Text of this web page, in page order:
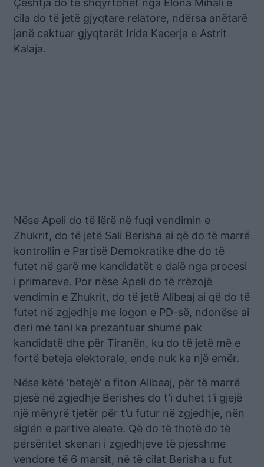
Çështja do të shqyrtohet nga Elona Mihali e
cila do të jetë gjyqtare relatore, ndërsa anëtarë
janë caktuar gjyqtarët Irida Kacerja e Astrit
Kalaja.
Nëse Apeli do të lërë në fuqi vendimin e
Zhukrit, do të jetë Sali Berisha ai që do të marrë
kontrollin e Partisë Demokratike dhe do të
futet në garë me kandidatët e dalë nga procesi
i primareve. Por nëse Apeli do të rrëzojë
vendimin e Zhukrit, do të jetë Alibeaj ai që do të
futet në zgjedhje me logon e PD-së, ndonëse ai
deri më tani ka prezantuar shumë pak
kandidatë dhe për Tiranën, ku do të jetë më e
fortë beteja elektorale, ende nuk ka një emër.
Nëse këtë ‘betejë’ e fiton Alibeaj, për të marrë
pjesë në zgjedhje Berishës do t’i duhet t’i gjejë
një mënyrë tjetër për t’u futur në zgjedhje, nën
siglën e partive aleate. Që do të thotë do të
përsëritet skenari i zgjedhjeve të pjesshme
vendore të 6 marsit, në të cilat Berisha u fut